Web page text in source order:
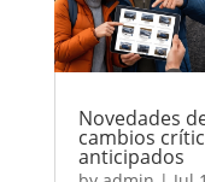
Novedades
cambios
anticipados